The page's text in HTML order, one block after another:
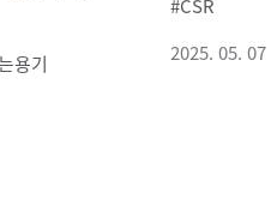
용기
CSR
2025. 05. 07